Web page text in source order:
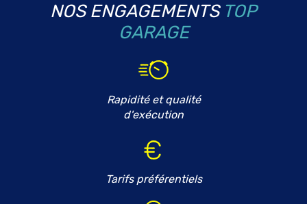
NOS ENGAGEMENTS TOP
GARAGE
Rapidité et qualité
d'exécution
Tarifs préférentiels